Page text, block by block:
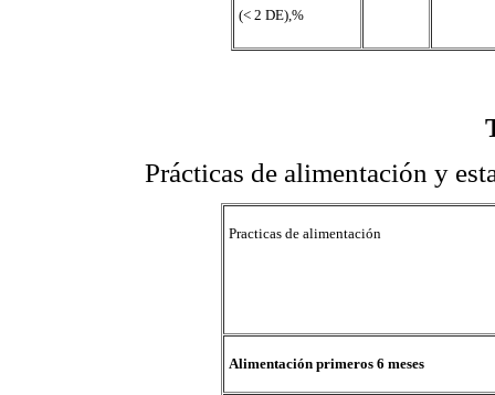
(< 2 DE),%
Prácticas de alimentación y
Practicas de alimentación
Alimentación primeros 6 meses